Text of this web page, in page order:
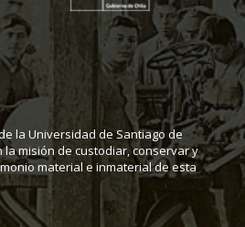
la Universidad de Santiago de
la misión de custodiar, conservar y
material e inmaterial de esta